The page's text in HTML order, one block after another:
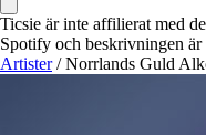
Ticsie är inte affilierat med
Spotify och beskrivningen är
Artister / Norrlands Guld